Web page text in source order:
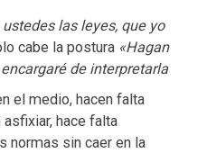
ustedes las leyes, que yo
cabe la postura «Hagan
de interpretarla
el medio, hacen falta
hace falta
normas sin caer en la